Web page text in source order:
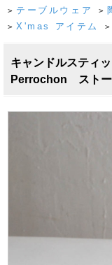
> テーブルウェア >
> X'mas アイテム >
キャンドルスティ
Perrochon ストー